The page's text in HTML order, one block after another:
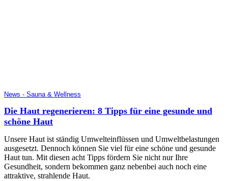
News - Sauna & Wellness
Die Haut regenerieren: 8 Tipps für eine gesunde und
schöne Haut
Unsere Haut ist ständig Umwelteinflüssen und Umweltbelastungen
ausgesetzt. Dennoch können Sie viel für eine schöne und gesunde
Haut tun. Mit diesen acht Tipps fördern Sie nicht nur Ihre
Gesundheit, sondern bekommen ganz nebenbei auch noch eine
attraktive, strahlende Haut.